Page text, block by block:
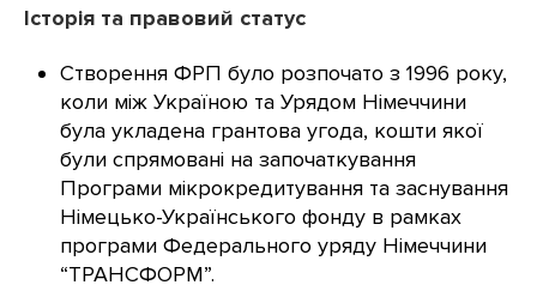
Історія та правовий статус
Створення ФРП було розпочато з 1996 року,
коли між Україною та Урядом Німеччини
була укладена грантова угода, кошти якої
були спрямовані на започаткування
Програми мікрокредитування та заснування
Німецько-Українського фонду в рамках
програми Федерального уряду Німеччини
“ТРАНСФОРМ”.